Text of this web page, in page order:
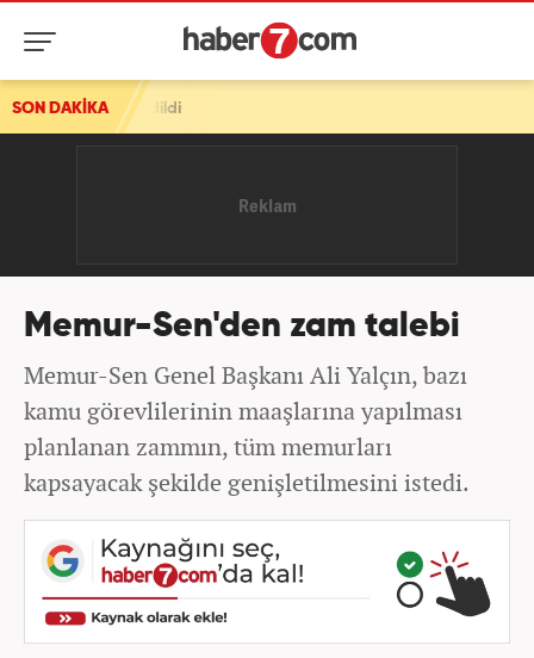
SON DAKİKA
edildi
Memur-Sen'den zam talebi
Memur-Sen Genel Başkanı Ali Yalçın, bazı
kamu görevlilerinin maaşlarına yapılması
planlanan zammın, tüm memurları
kapsayacak şekilde genişletilmesini istedi.